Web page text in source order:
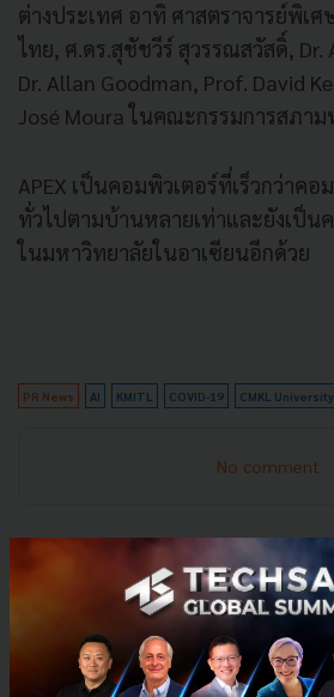
ต่างประเทศ อาทิ ศาสตราจารย์พิเศ
ไทย, ศ.ดร.สุชัชวีร์ สุวรรณสวัสดิ์, Dr.
Dr. Allan Goodman, Prof. David
José Moura ในคณะกรรมการสภา
‍APEX เป็นคอมพิวเตอร์ที่เร็วกว่าคอ
ทั่วไปตามบ้านหลายเท่าและยังเป็น
ในมหาวิทยาลัยในอาเซียนอีกด้วย
PR News AI KMITL COVID-19 CMKL University
No comment